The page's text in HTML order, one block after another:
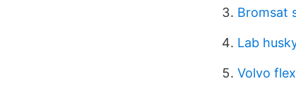
Bromsat
Lab
Volvo